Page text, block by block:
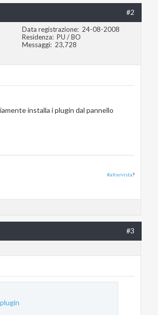
#2
Data registrazione
24-08-2008
Residenza
PU / BO
Messaggi
23,728
installa i plugin dal pannello
#altervista?
#3